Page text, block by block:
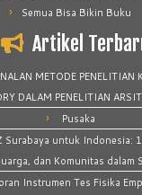
Semua Bisa Bikin Buku
Artikel
METODE PENELITIAN
DALAM PENELITIAN
Pusaka
Surabaya untuk Indonesia:
dan Komunitas dalam
Instrumen Tes Fisika